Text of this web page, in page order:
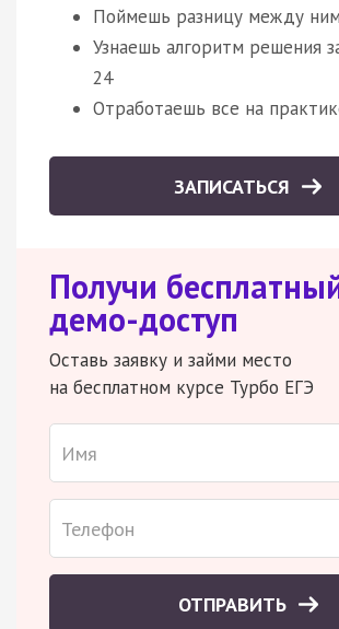
Поймешь разницу между
Узнаешь алгоритм решения
24
Отработаешь все на
ЗАПИСАТЬСЯ
Получи
демо-доступ
Оставь заявку и займи место
на бесплатном курсе Турбо ЕГЭ
ОТПРАВИТЬ